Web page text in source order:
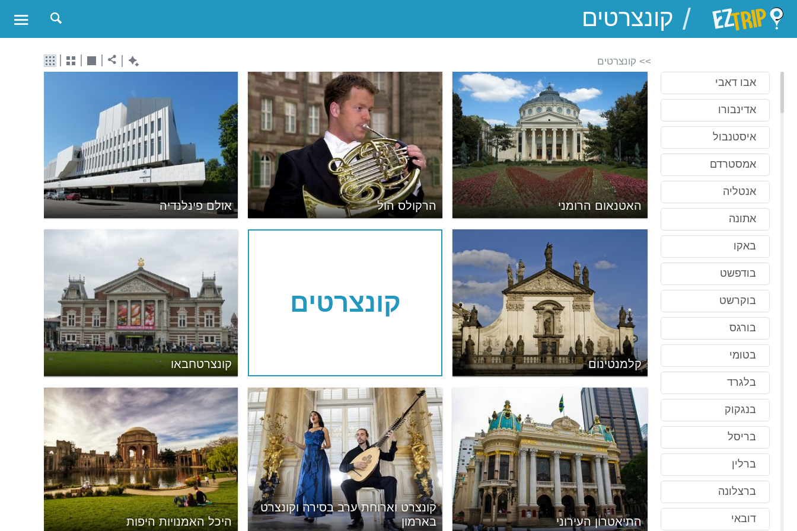
EZTrip
/
אבו דאבי
אדינבורו
איסטנבול
אמסטרדם
אנטליה
אתונה
באקו
בודפשט
בוקרשט
בורגס
בטומי
בלגרד
בנגקוק
בריסל
ברלין
ברצלונה
דובאי
>> קונצרטים
אולם פינלנדיה הרקולס הול האטנאום הרומני
קונצרטחבאו
קונצרטים
קלמנטינום
היכל האמנויות היפות
קונצרט וארוחת ערב בסירה וקונצרט
בארמון
התיאטרון העירוני